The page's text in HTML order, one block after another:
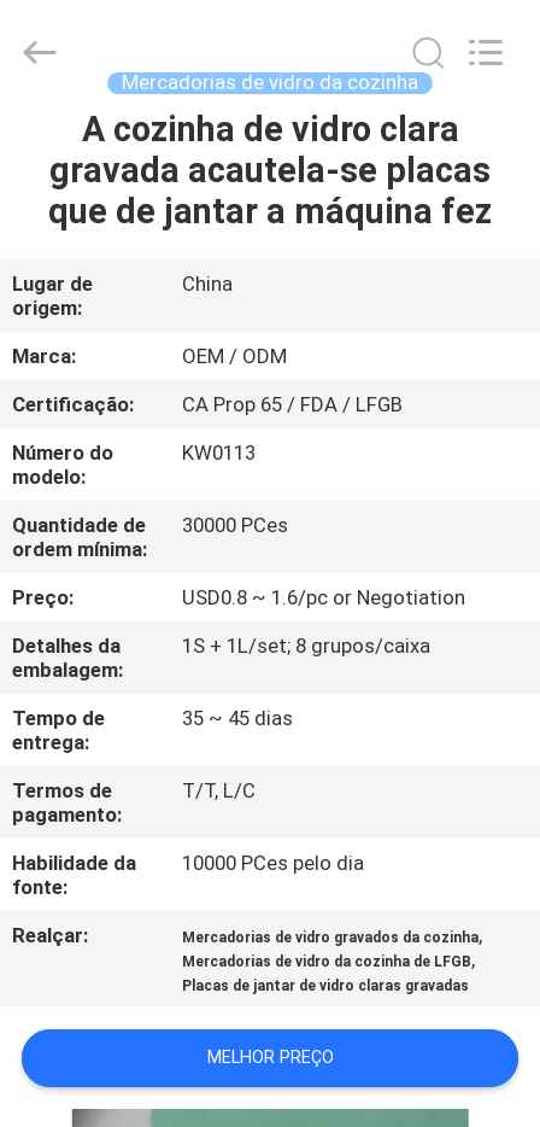
CASA
PRODUTOS
VÍDEOS
SOBRE
NÓS
EXCURSÃO
DA
FÁBRICA
CONTROLE
DA
QUALIDADE
CONTACTE-
NOS
DO
SITE
PRODUCTS
Mercadorias de vidro da cozinha
A cozinha de vidro clara
gravada acautela-se placas
que de jantar a máquina fez
Lugar de
origem:
China
Marca:
OEM / ODM
Certificação:
CA Prop 65 / FDA / LFGB
Número do
modelo:
KW0113
Quantidade de
ordem mínima:
30000 PCes
Preço:
USD0.8 ~ 1.6/pc or Negotiation
Detalhes da
embalagem:
1S + 1L/set; 8 grupos/caixa
Tempo de
entrega:
35 ~ 45 dias
Termos de
pagamento:
T/T, L/C
Habilidade da
fonte:
10000 PCes pelo dia
Realçar: Mercadorias de vidro gravados da cozinha,
Mercadorias de vidro da cozinha de LFGB,
Placas de jantar de vidro claras gravadas
MELHOR PREÇO